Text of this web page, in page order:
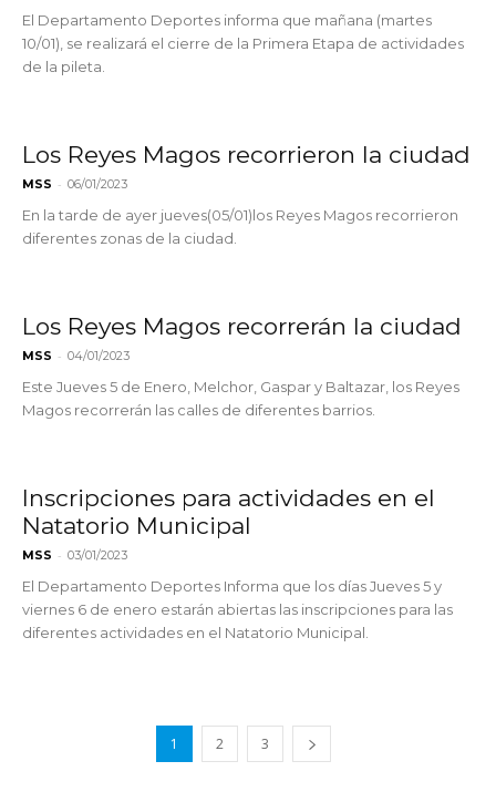
El Departamento Deportes informa que mañana (martes
10/01), se realizará el cierre de la Primera Etapa de actividades
de la pileta.
Los Reyes Magos recorrieron la ciudad
MSS - 06/01/2023
En la tarde de ayer jueves(05/01)los Reyes Magos recorrieron
diferentes zonas de la ciudad.
Los Reyes Magos recorrerán la ciudad
MSS - 04/01/2023
Este Jueves 5 de Enero, Melchor, Gaspar y Baltazar, los Reyes
Magos recorrerán las calles de diferentes barrios.
Inscripciones para actividades en el
Natatorio Municipal
MSS - 03/01/2023
El Departamento Deportes Informa que los días Jueves 5 y
viernes 6 de enero estarán abiertas las inscripciones para las
diferentes actividades en el Natatorio Municipal.
1 2 3